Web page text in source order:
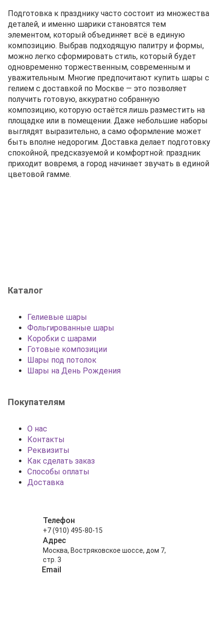
Подготовка к празднику часто состоит из множества
деталей, и именно шарики становятся тем
элементом, который объединяет всё в единую
композицию. Выбрав подходящую палитру и формы,
можно легко сформировать стиль, который будет
одновременно торжественным, современным и
уважительным. Многие предпочитают купить шары с
гелием с доставкой по Москве — это позволяет
получить готовую, аккуратно собранную
композицию, которую остаётся лишь разместить на
площадке или в помещении. Даже небольшие наборы
выглядят выразительно, а само оформление может
быть вполне недорогим. Доставка делает подготовку
спокойной, предсказуемой и комфортной: праздник
приходит вовремя, а город начинает звучать в единой
цветовой гамме.
Каталог
Гелиевые шары
Фольгированные шары
Коробки с шарами
Готовые композиции
Шары под потолок
Шары на День Рождения
Покупателям
О нас
Контакты
Реквизиты
Как сделать заказ
Способы оплаты
Доставка
Телефон
+7 (910) 495-80-15
Адрес
Москва, Востряковское шоссе, дом 7,
стр. 3
Email